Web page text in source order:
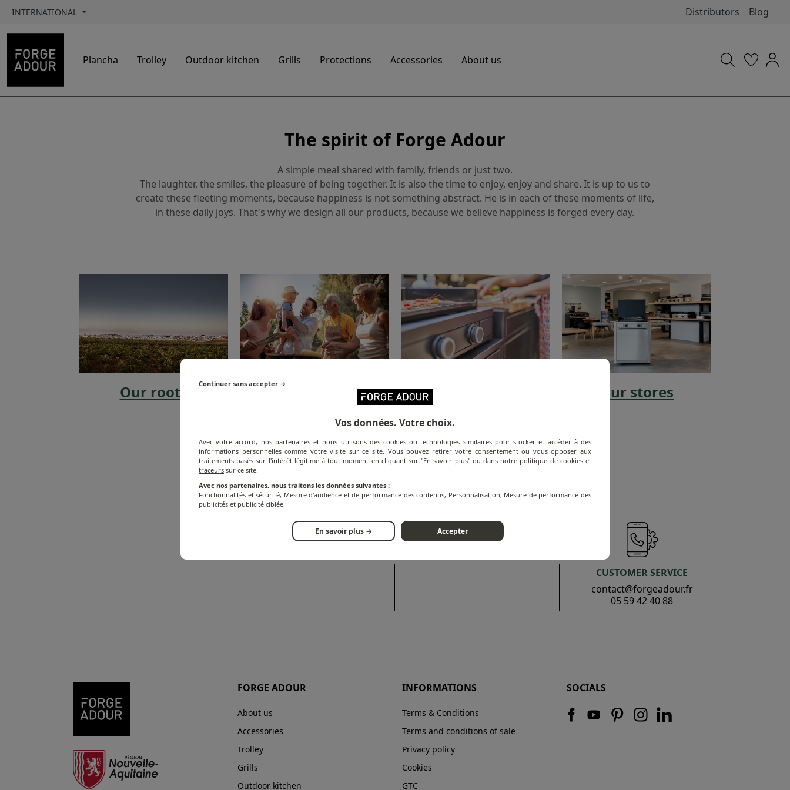
INTERNATIONAL Distributors Blog
Plancha Trolley Outdoor kitchen Grills Protections Accessories About us
The spirit of Forge Adour
A simple meal shared with family, friends or just two.
The laughter, the smiles, the pleasure of being together. It is also the time to enjoy, enjoy and share. It is up to us to
create these fleeting moments, because happiness is not something abstract. He is in each of these moments of life,
in these daily joys. That's why we design all our products, because we believe happiness is forged every day.
Our roots Our commitments Design & innovation Our stores
FOLLOW US ON INSTAGRAM
CUSTOMER SERVICE
contact@forgeadour.fr
05 59 42 40 88
FORGE ADOUR
About us
Accessories
Trolley
Grills
Outdoor kitchen
INFORMATIONS
Terms & Conditions
Terms and conditions of sale
Privacy policy
Cookies
GTC
SOCIALS
Continuer sans accepter →
Vos données. Votre choix.
Avec votre accord, nos partenaires et nous utilisons des cookies ou technologies similaires pour stocker et accéder à des
informations personnelles comme votre visite sur ce site. Vous pouvez retirer votre consentement ou vous opposer aux
traitements basés sur l'intérêt légitime à tout moment en cliquant sur "En savoir plus" ou dans notre politique de cookies et
traceurs sur ce site.
Avec nos partenaires, nous traitons les données suivantes :
Fonctionnalités et sécurité, Mesure d'audience et de performance des contenus, Personnalisation, Mesure de performance des
publicités et publicité ciblée.
En savoir plus → Accepter